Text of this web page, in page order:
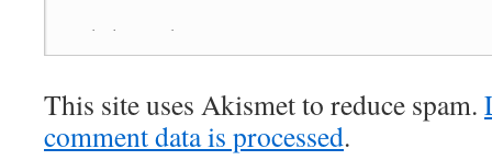
This site uses Akismet to reduce spam.
comment data is processed.